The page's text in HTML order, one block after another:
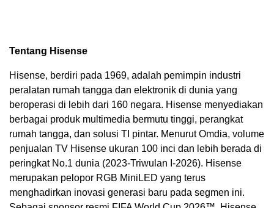
Tentang Hisense
Hisense, berdiri pada 1969, adalah pemimpin industri
peralatan rumah tangga dan elektronik di dunia yang
beroperasi di lebih dari 160 negara. Hisense menyediakan
berbagai produk multimedia bermutu tinggi, perangkat
rumah tangga, dan solusi TI pintar. Menurut Omdia, volume
penjualan TV Hisense ukuran 100 inci dan lebih berada di
peringkat No.1 dunia (2023-Triwulan I-2026). Hisense
merupakan pelopor RGB MiniLED yang terus
menghadirkan inovasi generasi baru pada segmen ini.